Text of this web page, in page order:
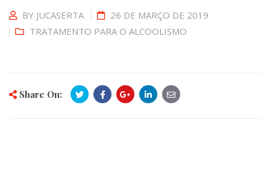
BY JUCASERTA
26 DE MARÇO DE 2019
TRATAMENTO PARA O ALCOOLISMO
Share On: